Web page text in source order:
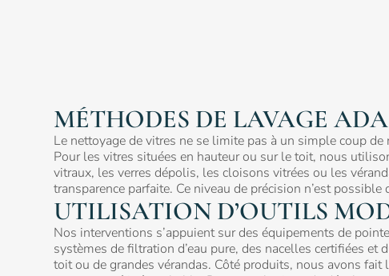
MÉTHODES DE LAVAGE
Le nettoyage de vitres ne se limite pas à un simple coup
Pour les vitres situées en hauteur ou sur le toit, nous
vitraux, les verres dépolis, les cloisons vitrées ou les
transparence parfaite. Ce niveau de précision n’est
UTILISATION D’OUTILS
Nos interventions s’appuient sur des équipements de
systèmes de filtration d’eau pure, des nacelles certifiées
toit ou de grandes vérandas. Côté produits, nous avons